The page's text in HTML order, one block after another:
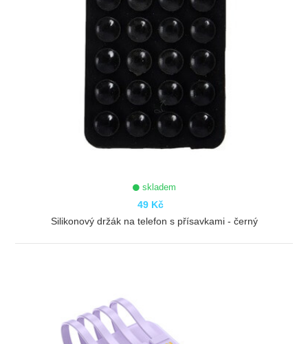
skladem
49 Kč
Silikonový držák na telefon s přísavkami - černý